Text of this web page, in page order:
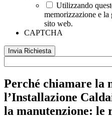
Utilizzando
memorizzazione e la
sito web.
CAPTCHA
Perché chiamare la
l’Installazione
la manutenzione: